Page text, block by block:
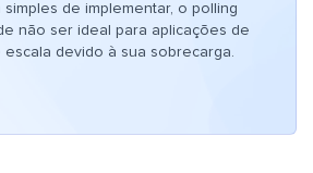
simples de implementar, o polling
não ser ideal para aplicações de
escala devido à sua sobrecarga.